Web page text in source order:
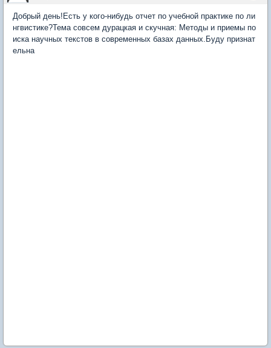
Добрый день!Есть у кого-нибудь отчет по учебной практике по ли
нгвистике?Тема совсем дурацкая и скучная: Методы и приемы по
иска научных текстов в современных базах данных.Буду признат
ельна